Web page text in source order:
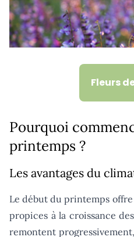
Fleurs
Pourquoi
printemps ?
Les avantages du
Le début du printemps
propices à la croissance
remontent